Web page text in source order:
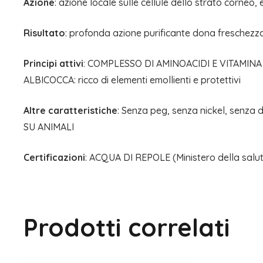
Azione: azione locale sulle cellule dello strato corneo,
Risultato: profonda azione purificante dona
Principi attivi: COMPLESSO DI AMINOACIDI E
ALBICOCCA: ricco di elementi emollienti e protettivi
Altre caratteristiche: Senza peg, senza nickel, senza
SU ANIMALI
Certificazioni: ACQUA DI REPOLE (Ministero della
Prodotti correlati